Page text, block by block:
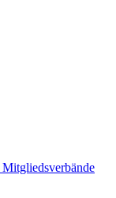
Mitgliedsverbände